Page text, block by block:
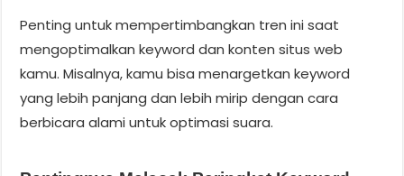
Penting untuk mempertimbangkan tren ini saat
mengoptimalkan keyword dan konten situs web
kamu. Misalnya, kamu bisa menargetkan keyword
yang lebih panjang dan lebih mirip dengan cara
berbicara alami untuk optimasi suara.